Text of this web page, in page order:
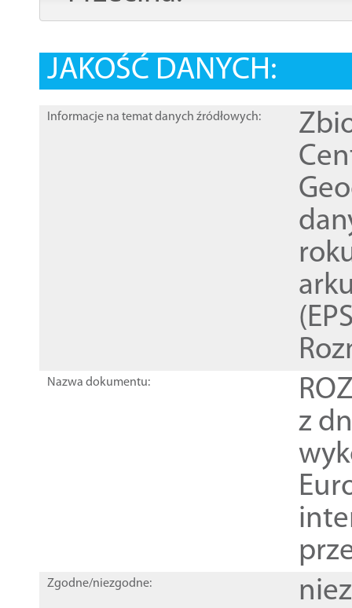
JAKOŚĆ DANYCH:
Informacje na temat danych źródłowych:
Nazwa dokumentu:
z
Zgodne/niezgodne: